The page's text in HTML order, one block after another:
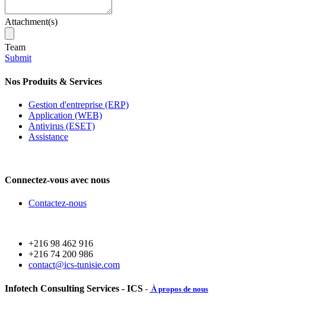
Attachment(s)
Team
Submit
Nos Produits & Services
Gestion d'entreprise (ERP)
Application (WEB)
Antivirus (ESET)
Assistance
Connectez-vous avec nous
Contactez-nous
+216 98 462 916
+216 74 200 986
contact@ics-tunisie.com
Infotech Consulting Services - ICS - À propos de nous